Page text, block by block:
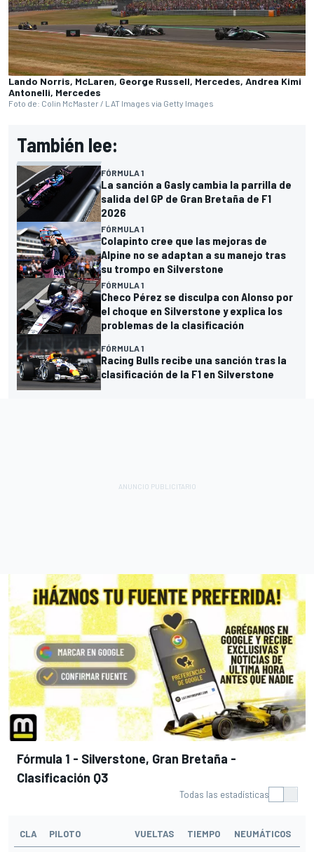
Lando Norris, McLaren, George Russell, Mercedes, Andrea Kimi
Antonelli, Mercedes
Foto de: Colin McMaster / LAT Images via Getty Images
También lee:
FÓRMULA 1
La sanción a Gasly cambia la parrilla de
salida del GP de Gran Bretaña de F1
2026
FÓRMULA 1
Colapinto cree que las mejoras de
Alpine no se adaptan a su manejo tras
su trompo en Silverstone
FÓRMULA 1
Checo Pérez se disculpa con Alonso por
el choque en Silverstone y explica los
problemas de la clasificación
FÓRMULA 1
Racing Bulls recibe una sanción tras la
clasificación de la F1 en Silverstone
Fórmula 1 - Silverstone, Gran Bretaña -
Clasificación Q3
Todas las estadísticas
CLA PILOTO VUELTAS TIEMPO NEUMÁTICOS